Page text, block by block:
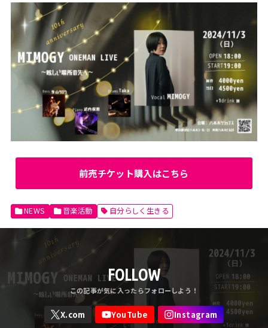
前売チケット購入はこちら
NEWS 音楽活動 自分らしく生きる
FOLLOW